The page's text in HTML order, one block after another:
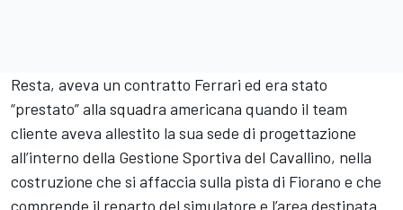
Resta, aveva un contratto Ferrari ed era stato
“prestato” alla squadra americana quando il team
cliente aveva allestito la sua sede di progettazione
all’interno della Gestione Sportiva del Cavallino, nella
costruzione che si affaccia sulla pista di Fiorano e che
comprende il reparto del simulatore e l’area destinata